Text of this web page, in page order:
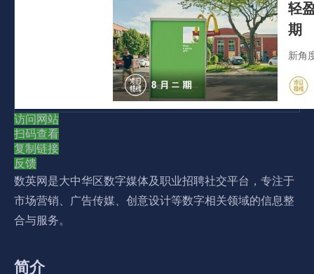
访问网站
扫码查看
复制链接
反馈
数英网是大中华区数字媒体及职业招聘社交平台，专注于
市场营销、广告传媒、创意设计等数字相关领域的信息整
合与服务。
简介